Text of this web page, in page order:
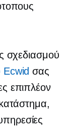
σχεδιασμού
σας
επιπλέον